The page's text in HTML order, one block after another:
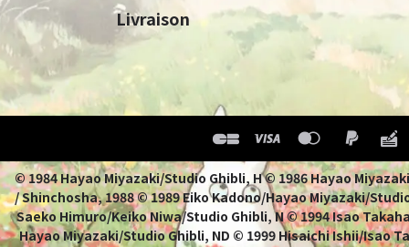
Livraison
© 1984 Hayao Miyazaki/Studio Ghibli, H © 1986 Hayao
/ Shinchosha, 1988 © 1989 Eiko Kadono/Hayao Miyazaki/
Saeko Himuro/Keiko Niwa/Studio Ghibli, N © 1994 Isao
Hayao Miyazaki/Studio Ghibli, ND © 1999 Hisaichi Ishii/Isao